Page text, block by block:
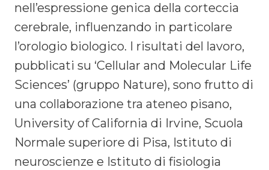
nell’espressione genica della corteccia
cerebrale, influenzando in particolare
l’orologio biologico. I risultati del lavoro,
pubblicati su ‘Cellular and Molecular Life
Sciences’ (gruppo Nature), sono frutto di
una collaborazione tra ateneo pisano,
University of California di Irvine, Scuola
Normale superiore di Pisa, Istituto di
neuroscienze e Istituto di fisiologia